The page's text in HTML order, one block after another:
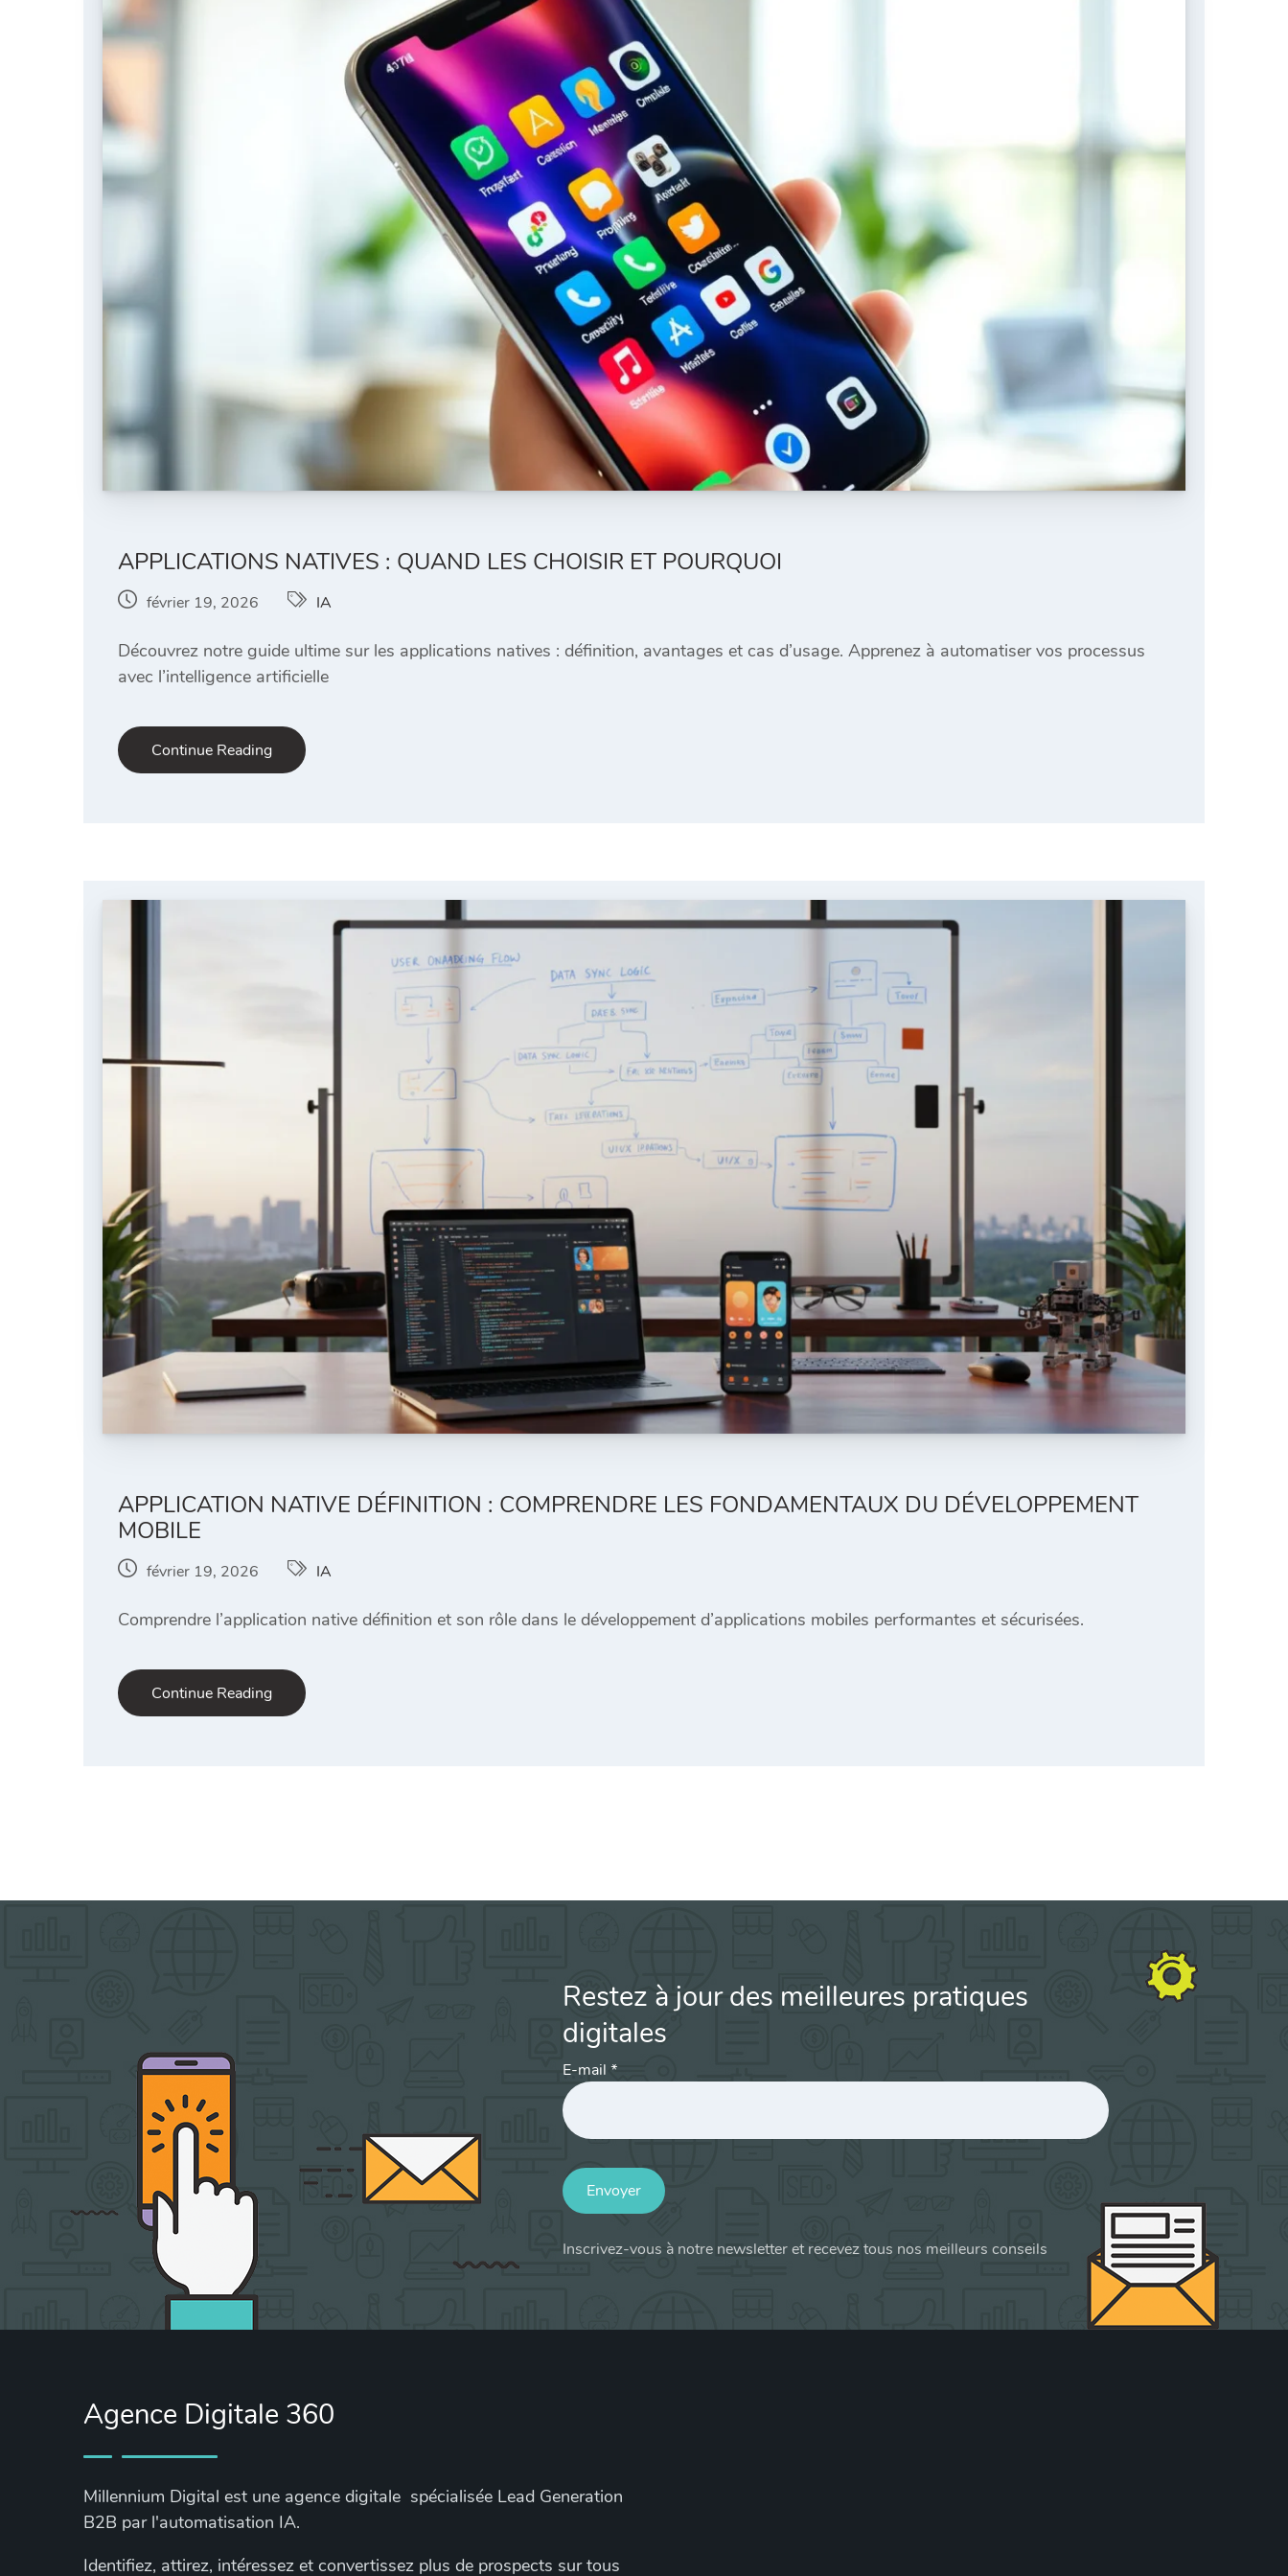
APPLICATIONS NATIVES : QUAND LES CHOISIR ET POURQUOI
février 19, 2026 IA
Découvrez notre guide ultime sur les applications natives : définition, avantages et cas d’usage. Apprenez à automatiser vos processus
avec l’intelligence artificielle
Continue Reading
APPLICATION NATIVE DÉFINITION : COMPRENDRE LES FONDAMENTAUX DU DÉVELOPPEMENT
MOBILE
février 19, 2026 IA
Comprendre l’application native définition et son rôle dans le développement d’applications mobiles performantes et sécurisées.
Continue Reading
Restez à jour des meilleures pratiques
digitales
E-mail *
Envoyer
Inscrivez-vous à notre newsletter et recevez tous nos meilleurs conseils
Agence Digitale 360
Millennium Digital est une agence digitale spécialisée Lead Generation
B2B par l'automatisation IA.
Identifiez, attirez, intéressez et convertissez plus de prospects sur tous